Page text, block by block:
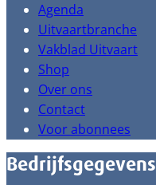
Agenda
Uitvaartbranche
Vakblad Uitvaart
Shop
Over ons
Contact
Voor abonnees
Bedrijfsgegevens